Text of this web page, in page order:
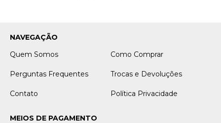
NAVEGAÇÃO
Quem Somos
Como Comprar
Perguntas Frequentes Trocas e Devoluções
Contato Política Privacidade
MEIOS DE PAGAMENTO